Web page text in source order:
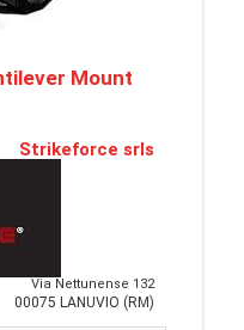
Mount
Strikeforce srls
Via Nettunense 132
00075 LANUVIO (RM)